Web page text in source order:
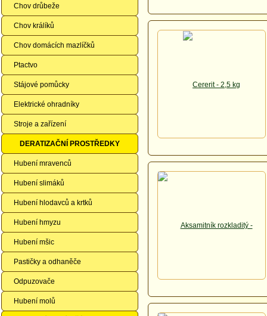
Chov drůbeže
Chov králíků
Chov domácích mazlíčků
Ptactvo
Stájové pomůcky
Elektrické ohradníky
Stroje a zařízení
DERATIZAČNÍ PROSTŘEDKY
Hubení mravenců
Hubení slimáků
Hubení hlodavců a krtků
Hubení hmyzu
Hubení mšic
Pastičky a odhaněče
Odpuzovače
Hubení molů